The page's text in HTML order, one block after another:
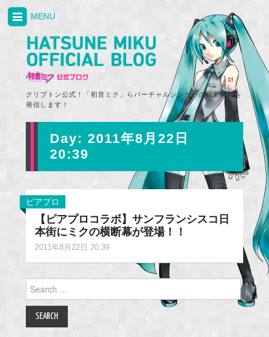
クリプトン公式！「初音ミク」らバーチャルシンガーの最新情報を
発信します！
MENU
Day: 2011年8月22日
20:39
ピアプロ
【ピアプロコラボ】サンフランシスコ日
本街にミクの横断幕が登場！！
2011年8月22日 20:39
Search
for: